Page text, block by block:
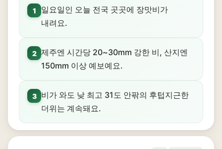
1
일요일인 오늘 전국 곳곳에 장맛비가
내려요.
2 제주엔 시간당 20~30mm 강한 비, 산지엔
150mm 이상 예보예요.
3
비가 와도 낮 최고 31도 안팎의 후텁지근한
더위는 계속돼요.